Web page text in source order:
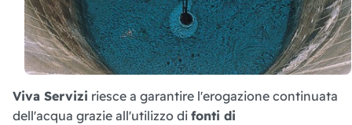
Viva Servizi riesce a garantire l'erogazione continuata
dell'acqua grazie all'utilizzo di fonti di